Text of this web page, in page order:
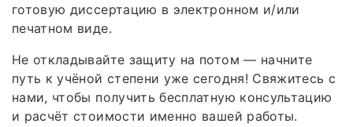
готовую диссертацию в электронном и/или
печатном виде.
Не откладывайте защиту на потом — начните
путь к учёной степени уже сегодня! Свяжитесь с
нами, чтобы получить бесплатную консультацию
и расчёт стоимости именно вашей работы.